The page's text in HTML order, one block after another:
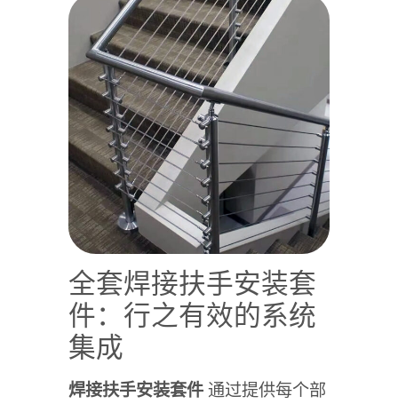
全套焊接扶手安装套
件：行之有效的系统
集成
焊接扶手安装套件通过提供每个部